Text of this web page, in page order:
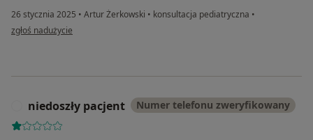
26 stycznia 2025 • Artur Żerkowski • konsultacja pediatryczna •
w opinii użytkownika Małgorzata
zgłoś nadużycie
niedoszły pacjent Numer telefonu zweryfikowany